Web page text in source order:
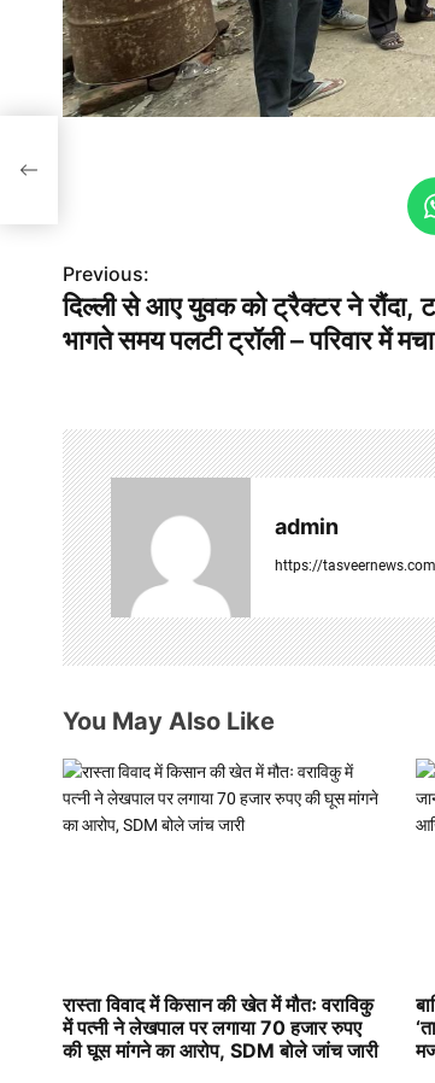
P
o
n
a
v
i
g
t
i
o
Previous:
दिल्ली से आए युवक को ट्रैक्टर ने रौंदा,
भागते समय पलटी ट्रॉली – परिवार में
admin
https://tasveernews.com
You May Also Like
रास्ता विवाद में किसान की खेत में मौतः वराविकु
में पत्नी ने लेखपाल पर लगाया 70 हजार रुपए
की घूस मांगने का आरोप, SDM बोले जांच जारी